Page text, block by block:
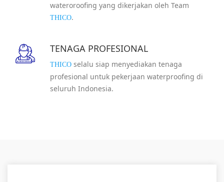
wateroroofing yang dikerjakan oleh Team
THICO.
TENAGA PROFESIONAL
THICOselalu siap menyediakan tenaga
profesional untuk pekerjaan waterproofing di
seluruh Indonesia.